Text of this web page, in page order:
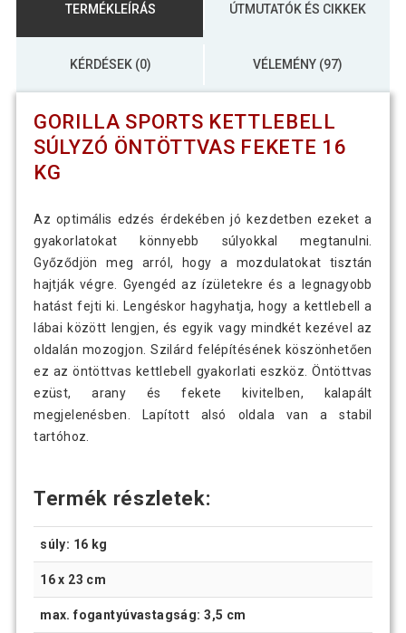
TERMÉKLEÍRÁS ÚTMUTATÓK ÉS CIKKEK
KÉRDÉSEK (0) VÉLEMÉNY (97)
GORILLA SPORTS KETTLEBELL
SÚLYZÓ ÖNTÖTTVAS FEKETE 16
KG
Az optimális edzés érdekében jó kezdetben ezeket a
gyakorlatokat könnyebb súlyokkal megtanulni.
Győződjön meg arról, hogy a mozdulatokat tisztán
hajtják végre. Gyengéd az ízületekre és a legnagyobb
hatást fejti ki. Lengéskor hagyhatja, hogy a kettlebell a
lábai között lengjen, és egyik vagy mindkét kezével az
oldalán mozogjon. Szilárd felépítésének köszönhetően
ez az öntöttvas kettlebell gyakorlati eszköz. Öntöttvas
ezüst, arany és fekete kivitelben, kalapált
megjelenésben. Lapított alsó oldala van a stabil
tartóhoz.
Termék részletek:
súly: 16 kg
16 x 23 cm
max. fogantyúvastagság: 3,5 cm